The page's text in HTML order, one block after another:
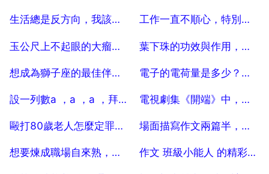
2025-07-04 2025-07-04
生活總是反方向，我該怎麼做
2025-07-04
工作一直不順心，特別煩，該怎麼調整心態？
2025-07-04
玉公尺上不起眼的大瘤子，價值為何高過黑松露？
2025-07-04
葉下珠的功效與作用，葉下珠的功效與作用 葉下珠的功效和作用
2025-07-04
想成為獅子座的最佳伴侶,你得培養哪些性格
2025-07-04
電子的電荷量是多少？電荷數是多少？
2025-07-04
設一列數a ，a ，a ，拜託各位了 3Q
2025-07-04
電視劇集《開端》中，最後公交車上的人都活下來了嗎？
2025-07-04
毆打80歲老人怎麼定罪，毆打80歲以上老人刑法
2025-07-04
場面描寫作文兩篇半，描寫乙個場面的作文
2025-07-04
想要煉成職場自來熟，就一定得懂哪些溝通技巧呢？大家有建議分享嗎？ 作文 班級小能人 的精彩開頭 40